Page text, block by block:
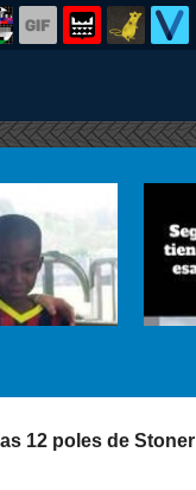
12 poles de Stoner